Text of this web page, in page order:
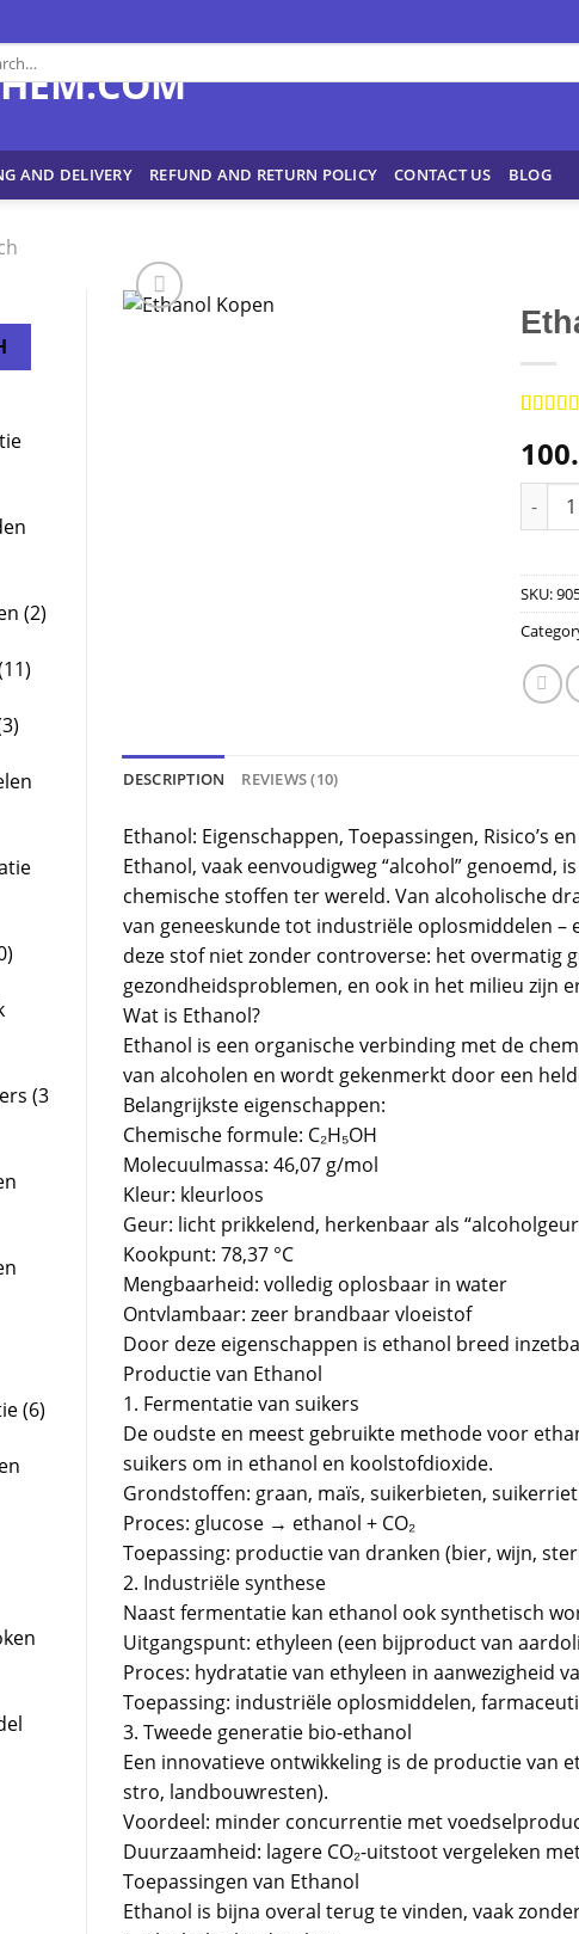
AND DELIVERY REFUND AND RETURN POLICY CONTACT US BLOG
22
products
1111
products
33
products
10
products
3
66
products
out of 5
based
ratings
SKU:
DESCRIPTION REVIEWS (10)
Ethanol: Eigenschappen, Toepassingen, Risico’s
Ethanol, vaak eenvoudigweg “alcohol” genoemd,
chemische stoffen ter wereld. Van alcoholische
van geneeskunde tot industriële oplosmiddelen –
deze stof niet zonder controverse: het overmatig
gezondheidsproblemen, en ook in het milieu zijn
Wat is Ethanol?
Ethanol is een organische verbinding met de
van alcoholen en wordt gekenmerkt door een
Belangrijkste eigenschappen:
Chemische formule: C₂H₅OH
Molecuulmassa: 46,07 g/mol
Kleur: kleurloos
Geur: licht prikkelend, herkenbaar als
Kookpunt: 78,37 °C
Mengbaarheid: volledig oplosbaar in water
Ontvlambaar: zeer brandbaar vloeistof
Door deze eigenschappen is ethanol breed
Productie van Ethanol
1. Fermentatie van suikers
De oudste en meest gebruikte methode voor
suikers om in ethanol en koolstofdioxide.
Grondstoffen: graan, maïs, suikerbieten,
Proces: glucose → ethanol + CO₂
Toepassing: productie van dranken (bier, wijn,
2. Industriële synthese
Naast fermentatie kan ethanol ook synthetisch
Uitgangspunt: ethyleen (een bijproduct van
Proces: hydratatie van ethyleen in aanwezigheid
Toepassing: industriële oplosmiddelen,
3. Tweede generatie bio-ethanol
Een innovatieve ontwikkeling is de productie van
stro, landbouwresten).
Voordeel: minder concurrentie met
Duurzaamheid: lagere CO₂-uitstoot vergeleken
Toepassingen van Ethanol
Ethanol is bijna overal terug te vinden, vaak